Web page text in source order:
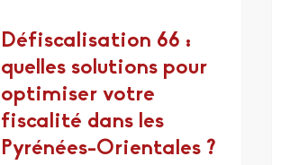
Défiscalisation 66 :
quelles solutions pour
optimiser votre
fiscalité dans les
Pyrénées-Orientales ?